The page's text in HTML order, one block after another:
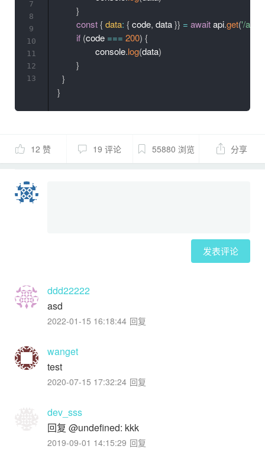
}
const{ data: { code, data }} = await api.get('/api/
if (code === 200) {
		console
.log(data)
}
}
}
7
8
9
10
11
12
13
12 赞 19 评论 55880 浏览 分享
发表评论
ddd22222
asd
2022-01-15 16:18:44 回复
wanget
test
2020-07-15 17:32:24 回复
dev_sss
回复 @undefined: kkk
2019-09-01 14:15:29 回复